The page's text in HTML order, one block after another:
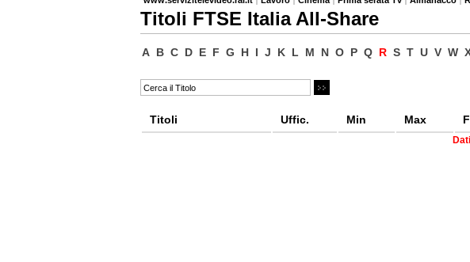
Titoli FTSE Italia All-Share
A B C D E F G H I J K L M N O P Q R S T U V W
Titoli Uffic. Min Max